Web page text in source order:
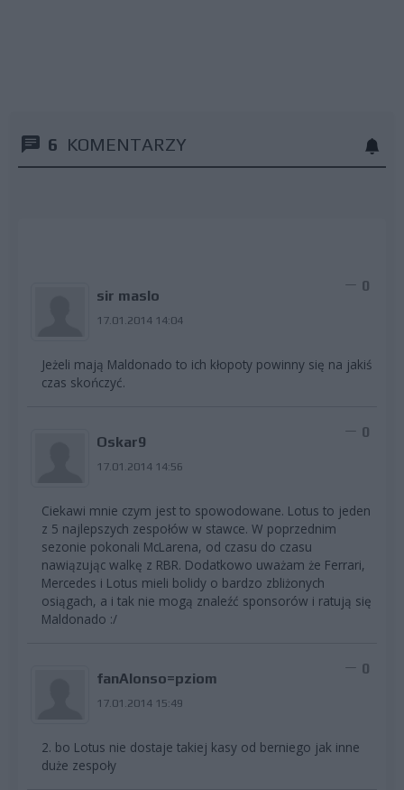
6 KOMENTARZY
sir maslo
17.01.2014 14:04
0
Jeżeli mają Maldonado to ich kłopoty powinny się na jakiś
czas skończyć.
Oskar9
17.01.2014 14:56
0
Ciekawi mnie czym jest to spowodowane. Lotus to jeden
z 5 najlepszych zespołów w stawce. W poprzednim
sezonie pokonali McLarena, od czasu do czasu
nawiązując walkę z RBR. Dodatkowo uważam że Ferrari,
Mercedes i Lotus mieli bolidy o bardzo zbliżonych
osiągach, a i tak nie mogą znaleźć sponsorów i ratują się
Maldonado :/
fanAlonso=pziom
17.01.2014 15:49
0
2. bo Lotus nie dostaje takiej kasy od berniego jak inne
duże zespoły